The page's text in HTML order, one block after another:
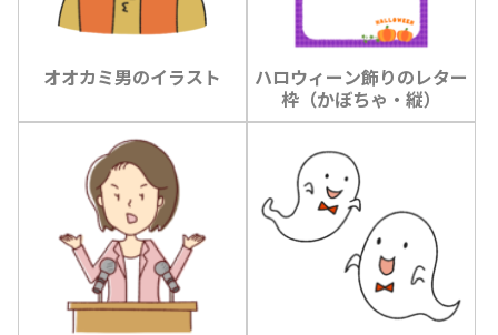
オオカミ男のイラスト
ハロウィーン飾りのレター
枠（かぼちゃ・縦）